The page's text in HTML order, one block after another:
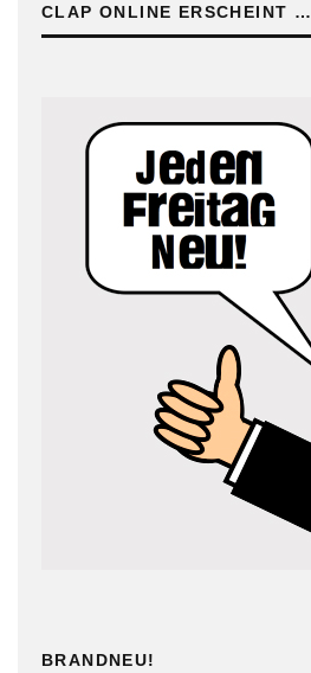
CLAP ONLINE ERSCHEINT …
BRANDNEU!